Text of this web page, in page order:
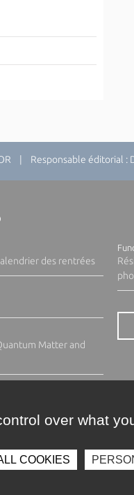
| Responsable éditorial :
des rentrées
Matter and
over what
COOKIES